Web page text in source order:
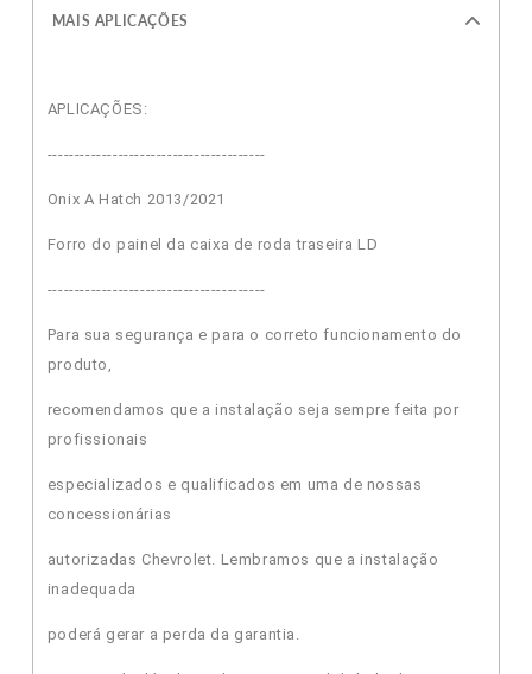
MAIS APLICAÇÕES
APLICAÇÕES:
----------------------------------------
Onix A Hatch 2013/2021
Forro do painel da caixa de roda traseira LD
----------------------------------------
Para sua segurança e para o correto funcionamento do
produto,
recomendamos que a instalação seja sempre feita por
profissionais
especializados e qualificados em uma de nossas
concessionárias
autorizadas Chevrolet. Lembramos que a instalação
inadequada
poderá gerar a perda da garantia.